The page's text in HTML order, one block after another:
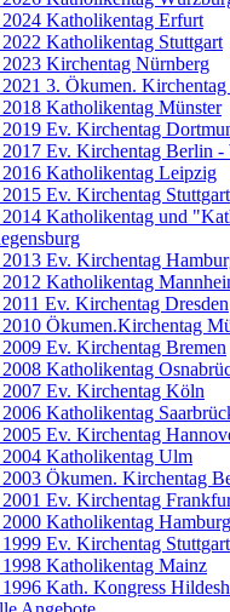
2024 Katholikentag Erfurt
2022 Katholikentag Stuttgart
2023 Kirchentag Nürnberg
2021 3. Ökumen.
2018 Katholikentag Münster
2019 Ev. Kirchentag
2017 Ev. Kirchentag Berlin -
2016 Katholikentag Leipzig
2015 Ev. Kirchentag Stuttgart
2014 Katholikentag und
2013 Ev. Kirchentag
2012 Katholikentag
2011 Ev. Kirchentag Dresden
2010 Ökumen.Kirchentag
2009 Ev. Kirchentag Bremen
2008 Katholikentag
2007 Ev. Kirchentag Köln
2006 Katholikentag
2005 Ev. Kirchentag
2004 Katholikentag Ulm
2003 Ökumen. Kirchentag
2001 Ev. Kirchentag
2000 Katholikentag Hamburg
1999 Ev. Kirchentag Stuttgart
1998 Katholikentag Mainz
1996 Kath. Kongress